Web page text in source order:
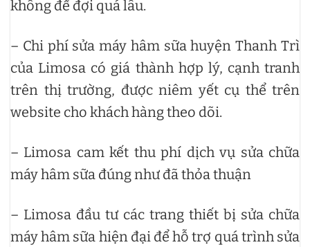
không để đợi quá lâu.
– Chi phí sửa máy hâm sữa huyện Thanh Trì
của Limosa có giá thành hợp lý, cạnh tranh
trên thị trường, được niêm yết cụ thể trên
website cho khách hàng theo dõi.
– Limosa cam kết thu phí dịch vụ sửa chữa
máy hâm sữa đúng như đã thỏa thuận
– Limosa đầu tư các trang thiết bị sửa chữa
máy hâm sữa hiện đại để hỗ trợ quá trình sửa